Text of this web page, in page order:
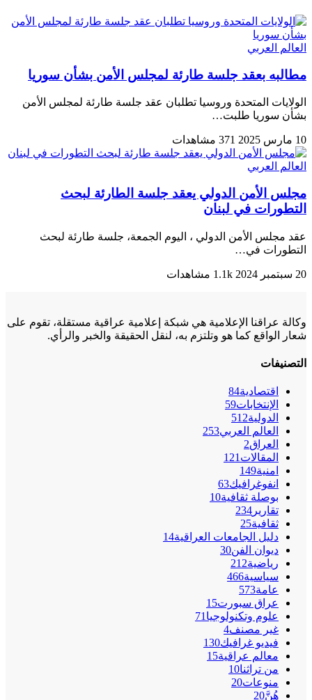
العالم العربي
مطالبه بعقد جلسة طارئة لمجلس الأمن بشأن سوريا
الولايات المتحدة وروسيا تطلبان عقد جلسة طارئة لمجلس الأمن
بشأن سوريا طلبت…
10 مارس 2025 371 مشاهدات
العالم العربي
مجلس الأمن الدولي يعقد جلسة الطارئة لبحث
التطورات في لبنان
عقد مجلس الأمن الدولي ، اليوم الجمعة، جلسة طارئة لبحث
التطورات في…
20 سبتمبر 2024 1.1k مشاهدات
وكالة عراقنا الإعلامية هي شبكة إعلامية عراقية مستقلة، تقوم على
شعار الواقع كما هو وتلتزم به، لنقل الحقيقة والخبر والرأي.
التصنيفات
اقتصادية84
الإنتخابات59
الدولية512
العالم العربي253
العراق2
المقالات 121
امنية149
انفوغرافيك63
بوصلة ثقافية10
تقارير 234
ثقافية25
دليل الجامعات العراقية14
ديوان الفن30
رياضية212
سياسية466
عامة573
عراق سبورت15
علوم وتكنولوجيا 71
غير مصنف4
فيديو غرافيك130
معالم عراقية15
من تراثنا10
منوعات20
هُنَّ20